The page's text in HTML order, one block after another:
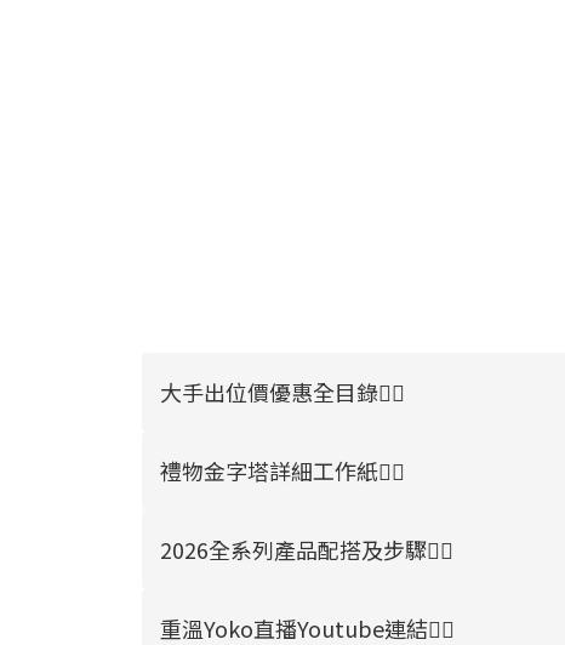
大手出位價優惠全目錄👉🏻
禮物金字塔詳細工作紙👉🏻
2026全系列產品配搭及步驟👉🏻
重溫Yoko直播Youtube連結👉🏻